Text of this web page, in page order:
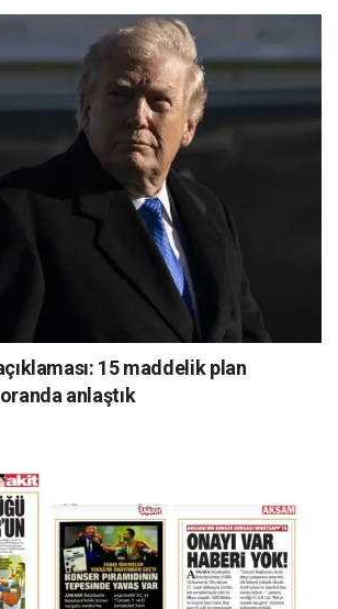
15 maddelik plan
anlaştık